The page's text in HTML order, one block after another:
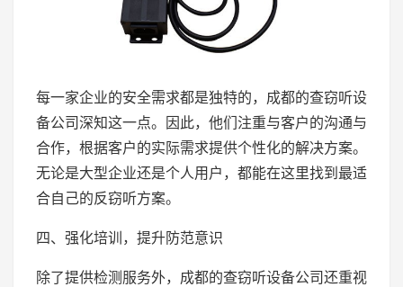
每一家企业的安全需求都是独特的，成都的查窃听设
备公司深知这一点。因此，他们注重与客户的沟通与
合作，根据客户的实际需求提供个性化的解决方案。
无论是大型企业还是个人用户，都能在这里找到最适
合自己的反窃听方案。
四、强化培训，提升防范意识
除了提供检测服务外，成都的查窃听设备公司还重视